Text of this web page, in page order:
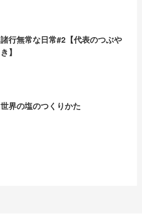
諸行無常な日常#2【代表のつぶや
き】
世界の塩のつくりかた